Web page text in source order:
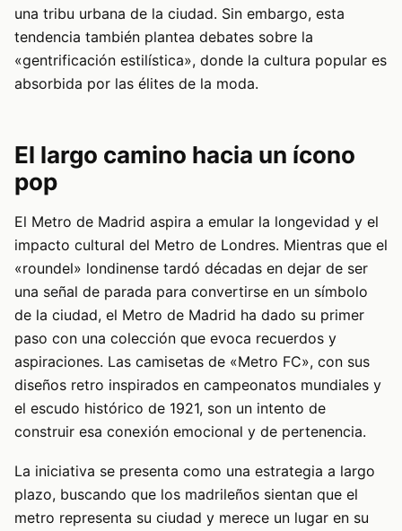
una tribu urbana de la ciudad. Sin embargo, esta
tendencia también plantea debates sobre la
«gentrificación estilística», donde la cultura popular es
absorbida por las élites de la moda.
El largo camino hacia un ícono
pop
El Metro de Madrid aspira a emular la longevidad y el
impacto cultural del Metro de Londres. Mientras que el
«roundel» londinense tardó décadas en dejar de ser
una señal de parada para convertirse en un símbolo
de la ciudad, el Metro de Madrid ha dado su primer
paso con una colección que evoca recuerdos y
aspiraciones. Las camisetas de «Metro FC», con sus
diseños retro inspirados en campeonatos mundiales y
el escudo histórico de 1921, son un intento de
construir esa conexión emocional y de pertenencia.
La iniciativa se presenta como una estrategia a largo
plazo, buscando que los madrileños sientan que el
metro representa su ciudad y merece un lugar en su